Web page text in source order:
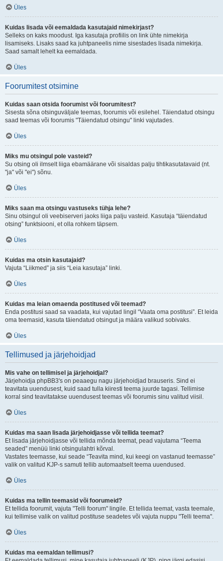
Üles
Kuidas lisada või eemaldada kasutajaid nimekirjast?
Selleks on kaks moodust. Iga kasutaja profiilis on link ühte nimekirja
lisamiseks. Lisaks saad ka juhtpaneelis nime sisestades lisada nimekirja.
Saad samalt lehelt ka eemaldada.
Üles
Foorumitest otsimine
Kuidas saan otsida foorumist või foorumitest?
Sisesta sõna otsinguväljale teemas, foorumis või esilehel. Täiendatud otsingu
saad teemas või foorumis "Täiendatud otsingu" linki vajutades.
Üles
Miks mu otsingul pole vasteid?
Su otsing oli ilmselt liiga ebamäärane või sisaldas palju tihtikasutatavaid (nt.
"ja" või "ei") sõnu.
Üles
Miks saan ma otsingu vastuseks tühja lehe?
Sinu otsingul oli veebiserveri jaoks liiga palju vasteid. Kasutaja “täiendatud
otsing” funktsiooni, et olla rohkem täpsem.
Üles
Kuidas ma otsin kasutajaid?
Vajuta “Liikmed” ja siis “Leia kasutaja” linki.
Üles
Kuidas ma leian omaenda postitused või teemad?
Enda postitusi saad sa vaadata, kui vajutad lingil “Vaata oma postitusi”. Et leida
oma teemasid, kasuta täiendatud otsingut ja määra valikud sobivaks.
Üles
Tellimused ja järjehoidjad
Mis vahe on tellimisel ja järjehoidjal?
Järjehoidja phpBB3's on peaaegu nagu järjehoidjad brauseris. Sind ei
teavitata uuendusest, kuid saad tulla kiiresti teema juurde tagasi. Tellimise
korral sind teavitatakse uuendusest teemas või foorumis sinu valitud viisil.
Üles
Kuidas ma saan lisada järjehoidjasse või tellida teemat?
Et lisada järjehoidjasse või tellida mõnda teemat, pead vajutama “Teema
seaded” menüü linki otsingulahtri kõrval.
Vastates teemasse, kui seade “Teavita mind, kui keegi on vastanud teemasse”
valik on valitud KJP-s samuti tellib automaatselt teema uuendused.
Üles
Kuidas ma tellin teemasid või foorumeid?
Et tellida foorumit, vajuta "Telli foorum" lingile. Et tellida teemat, vasta teemale,
kui tellimise valik on valitud postituse seadetes või vajuta nuppu "Telli teema".
Üles
Kuidas ma eemaldan tellimusi?